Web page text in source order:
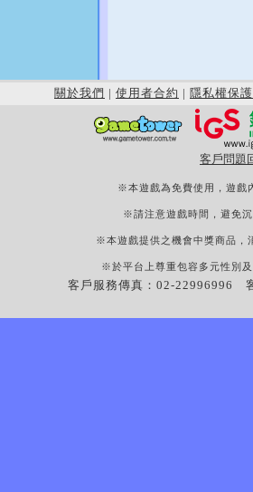
關於我們 | 使用者合約 | 隱私權保護
客戶問題
※本遊戲為免費使用，遊戲
※請注意遊戲時間，避免
※本遊戲提供之機會中獎商品，
※於平台上尊重包容多元性別
客戶服務傳真：02-22996996